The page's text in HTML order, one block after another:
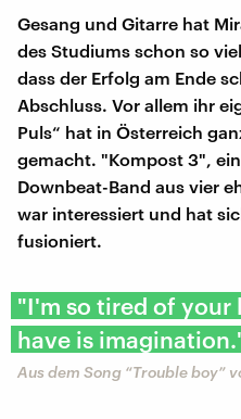
Gesang und Gitarre hat
des Studiums schon so
dass der Erfolg am Ende
Abschluss. Vor allem ihr
Puls“ hat in Österreich
gemacht. "Kompost 3",
Downbeat-Band aus vier
war interessiert und hat
fusioniert.
"I'm so tired of
have is
Aus dem Song “Trouble boy”